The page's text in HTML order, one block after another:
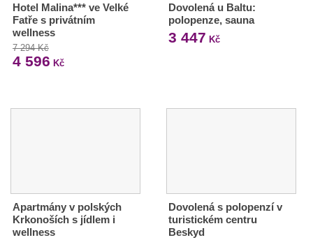
Hotel Malina*** ve Velké
Fatře s privátním
wellness
7 294 Kč
4 596 Kč
Dovolená u Baltu:
polopenze, sauna
3 447 Kč
Apartmány v polských
Krkonoších s jídlem i
wellness
Dovolená s polopenzí v
turistickém centru
Beskyd